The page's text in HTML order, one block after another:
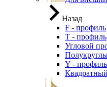
Назад
F - профиль
Т - профиль
Угловой
Y - профиль